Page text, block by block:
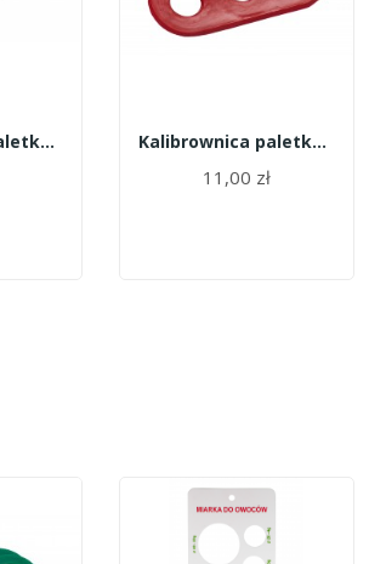
Kalibrownica paletka 65-80 mm Kalibrownica paletka 20-24 mm
11,00 zł